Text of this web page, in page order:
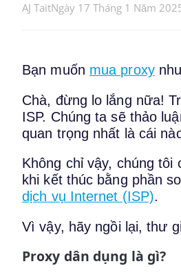
AJ TaitNgày 17 Tháng 1 Năm
Bạn muốn mua proxy
Chà, đừng lo lắng nữa!
ISP. Chúng ta sẽ thảo
quan trọng nhất là cái
Không chỉ vậy, chúng
khi kết thúc bằng phần
dịch vụ Internet (ISP).
Vì vậy, hãy ngồi lại, thư
Proxy dân dụng là gì?